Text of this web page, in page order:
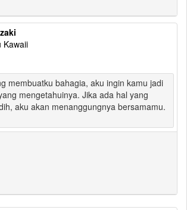
Kawaii
membuatku bahagia, aku ingin kamu jadi
mengetahuinya. Jika ada hal yang
aku akan menanggungnya bersamamu.